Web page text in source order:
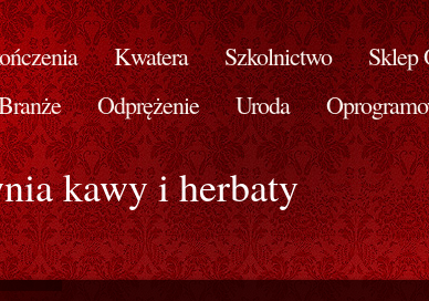
Kwatera Szkolnictwo Sklep
Odprężenie Uroda
kawy i herbaty